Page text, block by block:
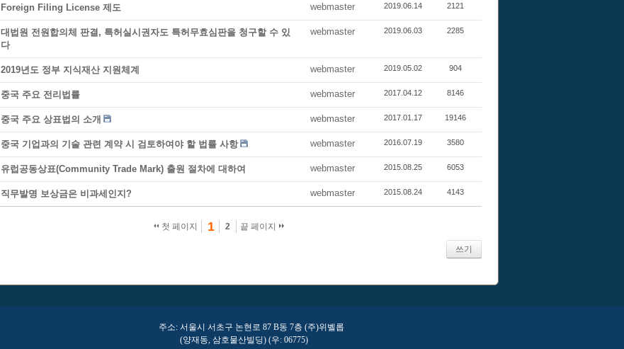
Foreign Filing License 제도 webmaster 2019.06.14 2121
대법원 전원합의체 판결, 특허실시권자도 특허무효심판을 청구할 수 있
다
webmaster 2019.06.03 2285
2019년도 정부 지식재산 지원체계 webmaster 2019.05.02 904
중국 주요 전리법률 webmaster 2017.04.12 8146
중국 주요 상표법의 소개 webmaster 2017.01.17 19146
중국 기업과의 기술 관련 계약 시 검토하여야 할 법률 사항 webmaster 2016.07.19 3580
유럽공동상표(Community Trade Mark) 출원 절차에 대하여 webmaster 2015.08.25 6053
직무발명 보상금은 비과세인지? webmaster 2015.08.24 4143
첫 페이지 1 2 끝 페이지
쓰기
주소: 서울시 서초구 논현로 87 B동 7층 (주)위벨롭
(양재동, 삼호물산빌딩) (우: 06775)